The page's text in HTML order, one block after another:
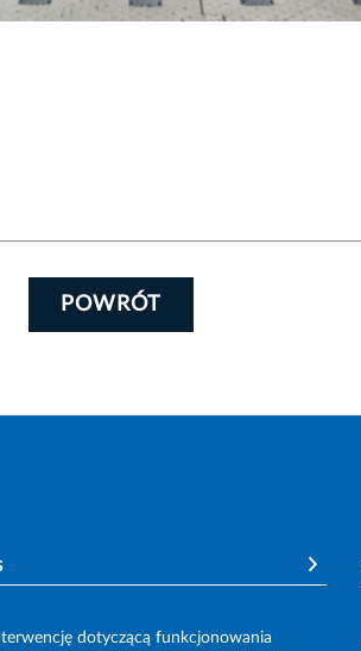
POWRÓT
dotyczącą funkcjonowania